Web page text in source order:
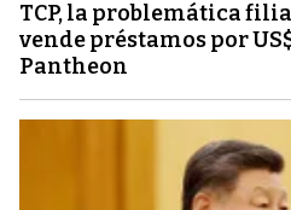
TCP, la problemática
vende préstamos por
Pantheon